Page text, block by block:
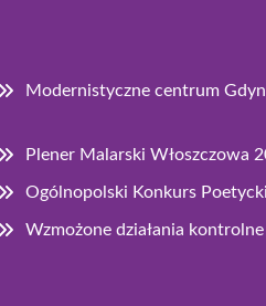
Modernistyczne centrum
Plener Malarski Włoszczowa
Ogólnopolski Konkurs
Wzmożone działania